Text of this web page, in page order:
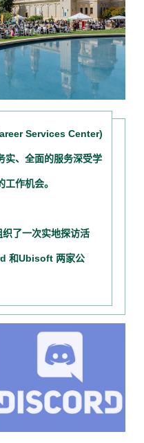
Services Center)
实、全面的服务深受学
作机会。
了一次实地探访活
和Ubisoft 两家公